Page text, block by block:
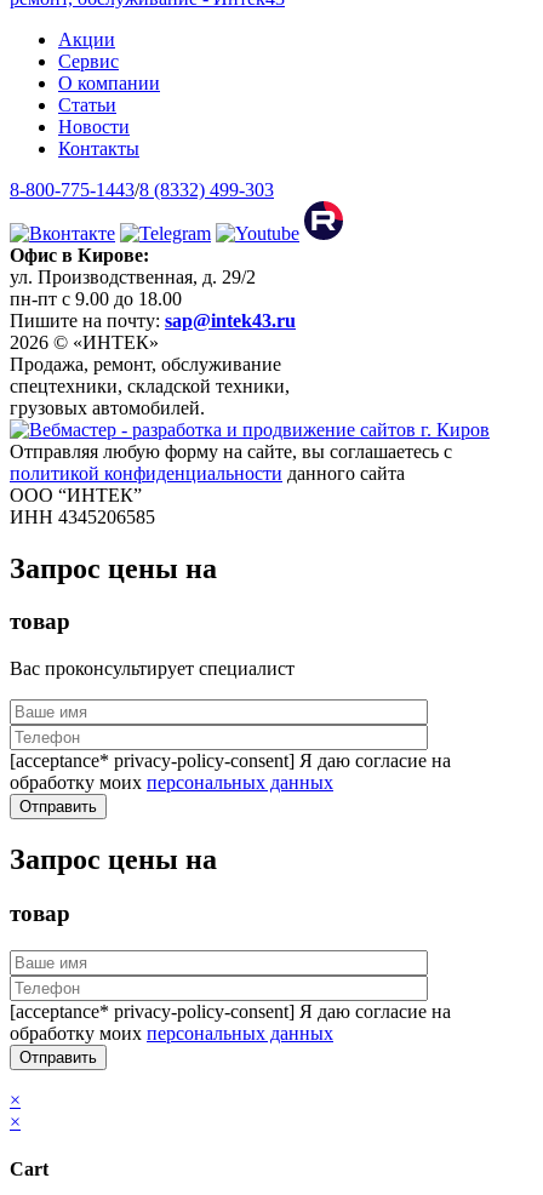
Акции
Сервис
О компании
Статьи
Новости
Контакты
8-800-775-1443/8 (8332) 499-303
Офис в Кирове:
ул. Производственная, д. 29/2
пн-пт с 9.00 до 18.00
Пишите на почту: sap@intek43.ru
2026 © «ИНТЕК»
Продажа, ремонт, обслуживание
спецтехники, складской техники,
грузовых автомобилей.
Отправляя любую форму на сайте, вы соглашаетесь с
политикой конфиденциальности данного сайта
ООО “ИНТЕК”
ИНН 4345206585
Запрос цены на
товар
Вас проконсультирует специалист
[acceptance* privacy-policy-consent] Я даю согласие на
обработку моих персональных данных
Запрос цены на
товар
[acceptance* privacy-policy-consent] Я даю согласие на
обработку моих персональных данных
×
×
Cart